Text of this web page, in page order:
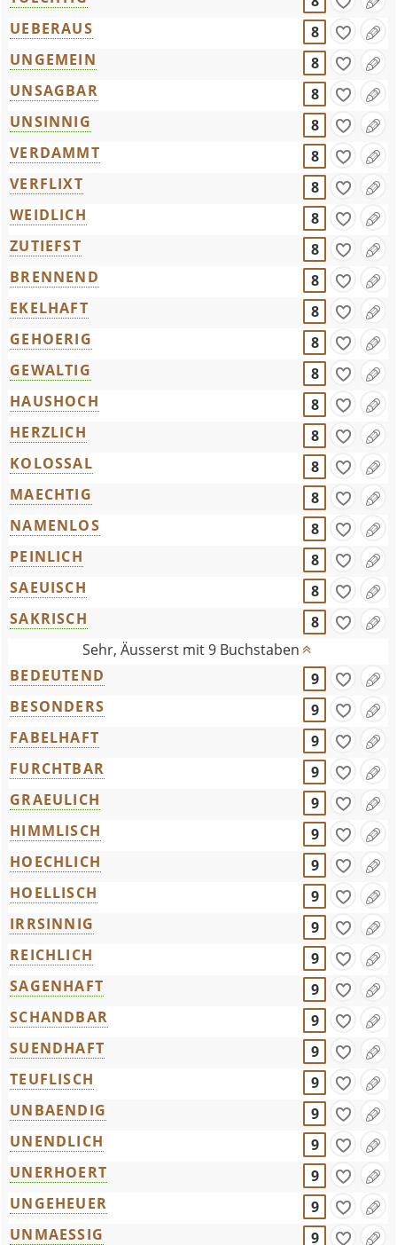
UEBERAUS
8
UNGEMEIN
8
UNSAGBAR
8
UNSINNIG
8
VERDAMMT
8
VERFLIXT
8
WEIDLICH
8
ZUTIEFST
8
BRENNEND
8
EKELHAFT
8
GEHOERIG
8
GEWALTIG
8
HAUSHOCH
8
HERZLICH
8
KOLOSSAL
8
MAECHTIG
8
NAMENLOS
8
PEINLICH
8
SAEUISCH
8
SAKRISCH
8
Sehr, Äusserst mit 9 Buchstaben
BEDEUTEND
9
BESONDERS
9
FABELHAFT
9
FURCHTBAR
9
GRAEULICH
9
HIMMLISCH
9
HOECHLICH
9
HOELLISCH
9
IRRSINNIG
9
REICHLICH
9
SAGENHAFT
9
SCHANDBAR
9
SUENDHAFT
9
TEUFLISCH
9
UNBAENDIG
9
UNENDLICH
9
UNERHOERT
9
UNGEHEUER
9
UNMAESSIG
9